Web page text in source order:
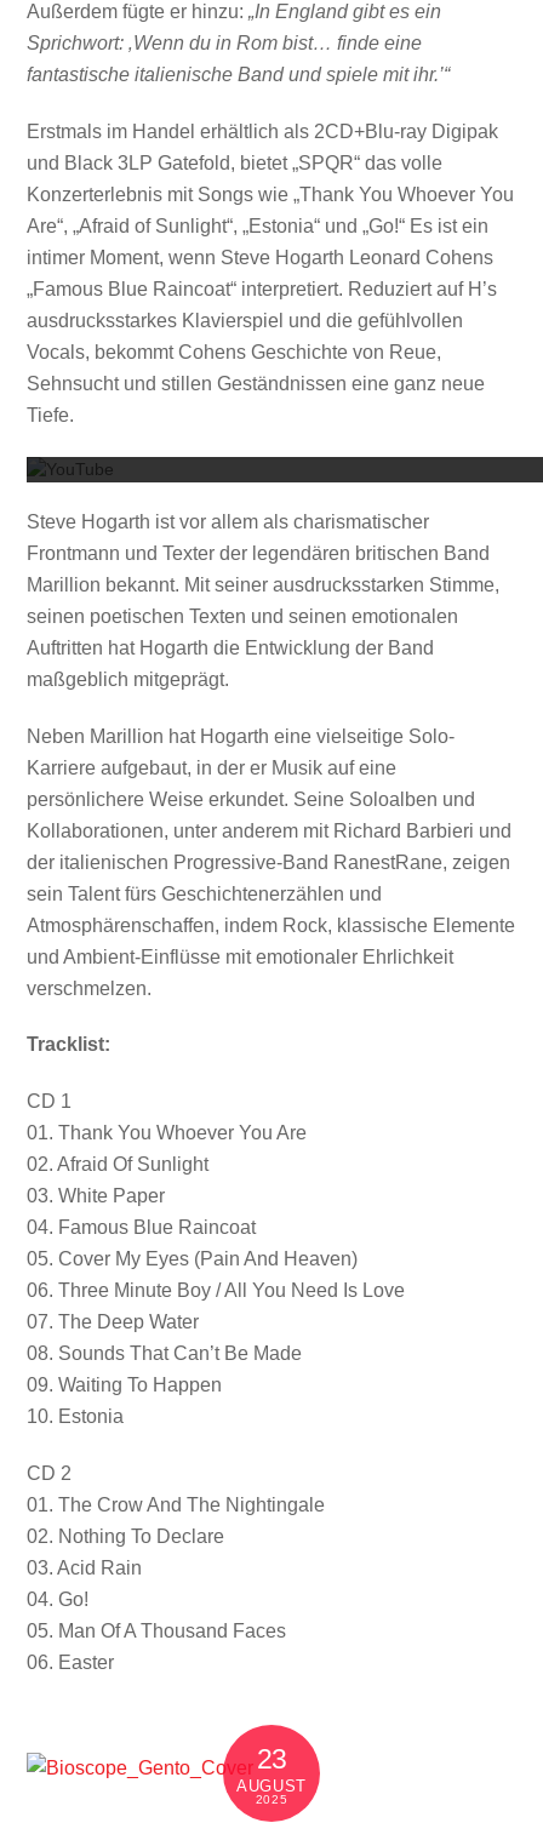
Außerdem fügte er hinzu:„In England gibt es ein
Sprichwort: ‚Wenn du in Rom bist… finde eine
fantastische italienische Band und spiele mit ihr.’“
Erstmals im Handel erhältlich als 2CD+Blu-ray Digipak
und Black 3LP Gatefold, bietet „SPQR“ das volle
Konzerterlebnis mit Songs wie „Thank You Whoever You
Are“, „Afraid of Sunlight“, „Estonia“ und „Go!“ Es ist ein
intimer Moment, wenn Steve Hogarth Leonard Cohens
„Famous Blue Raincoat“ interpretiert. Reduziert auf H’s
ausdrucksstarkes Klavierspiel und die gefühlvollen
Vocals, bekommt Cohens Geschichte von Reue,
Sehnsucht und stillen Geständnissen eine ganz neue
Tiefe.
Steve Hogarth ist vor allem als charismatischer
Frontmann und Texter der legendären britischen Band
Marillion bekannt. Mit seiner ausdrucksstarken Stimme,
seinen poetischen Texten und seinen emotionalen
Auftritten hat Hogarth die Entwicklung der Band
maßgeblich mitgeprägt.
Neben Marillion hat Hogarth eine vielseitige Solo-
Karriere aufgebaut, in der er Musik auf eine
persönlichere Weise erkundet. Seine Soloalben und
Kollaborationen, unter anderem mit Richard Barbieri und
der italienischen Progressive-Band RanestRane, zeigen
sein Talent fürs Geschichtenerzählen und
Atmosphärenschaffen, indem Rock, klassische Elemente
und Ambient-Einflüsse mit emotionaler Ehrlichkeit
verschmelzen.
Tracklist:
CD 1
01. Thank You Whoever You Are
02. Afraid Of Sunlight
03. White Paper
04. Famous Blue Raincoat
05. Cover My Eyes (Pain And Heaven)
06. Three Minute Boy / All You Need Is Love
07. The Deep Water
08. Sounds That Can’t Be Made
09. Waiting To Happen
10. Estonia
CD 2
01. The Crow And The Nightingale
02. Nothing To Declare
03. Acid Rain
04. Go!
05. Man Of A Thousand Faces
06. Easter
23
AUGUST
2025